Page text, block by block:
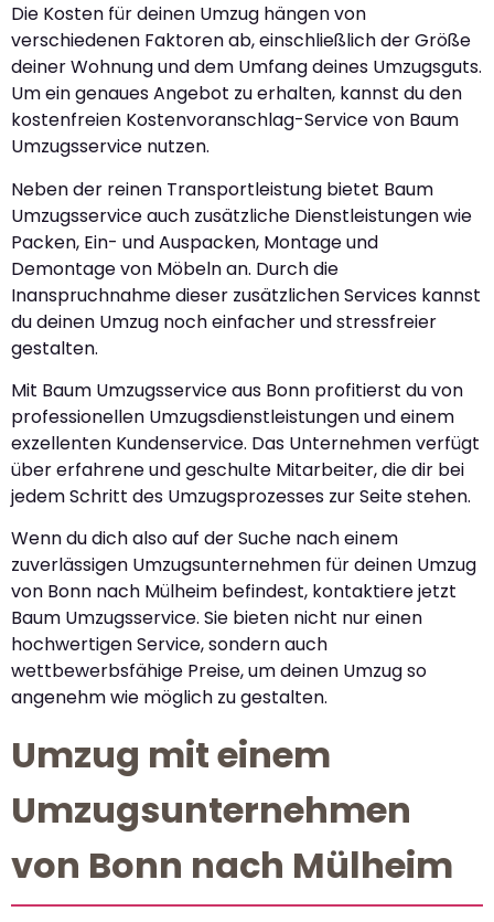
Die Kosten für deinen Umzug hängen von
verschiedenen Faktoren ab, einschließlich der Größe
deiner Wohnung und dem Umfang deines Umzugsguts.
Um ein genaues Angebot zu erhalten, kannst du den
kostenfreien Kostenvoranschlag-Service von Baum
Umzugsservice nutzen.
Neben der reinen Transportleistung bietet Baum
Umzugsservice auch zusätzliche Dienstleistungen wie
Packen, Ein- und Auspacken, Montage und
Demontage von Möbeln an. Durch die
Inanspruchnahme dieser zusätzlichen Services kannst
du deinen Umzug noch einfacher und stressfreier
gestalten.
Mit Baum Umzugsservice aus Bonn profitierst du von
professionellen Umzugsdienstleistungen und einem
exzellenten Kundenservice. Das Unternehmen verfügt
über erfahrene und geschulte Mitarbeiter, die dir bei
jedem Schritt des Umzugsprozesses zur Seite stehen.
Wenn du dich also auf der Suche nach einem
zuverlässigen Umzugsunternehmen für deinen Umzug
von Bonn nach Mülheim befindest, kontaktiere jetzt
Baum Umzugsservice. Sie bieten nicht nur einen
hochwertigen Service, sondern auch
wettbewerbsfähige Preise, um deinen Umzug so
angenehm wie möglich zu gestalten.
Umzug mit einem
Umzugsunternehmen
von Bonn nach Mülheim